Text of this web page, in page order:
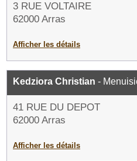
3 RUE VOLTAIRE
62000 Arras
Afficher les détails
Kedziora Christian -
41 RUE DU DEPOT
62000 Arras
Afficher les détails